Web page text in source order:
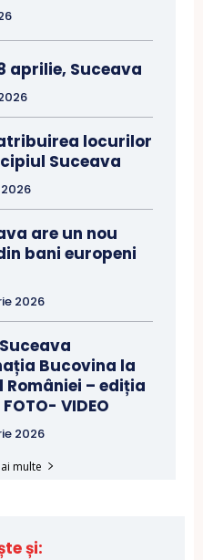
aprilie, Suceava
locurilor
Suceava
are un nou
bani europeni
2026
Bucovina la
– ediția
VIDEO
2026
multe
și: